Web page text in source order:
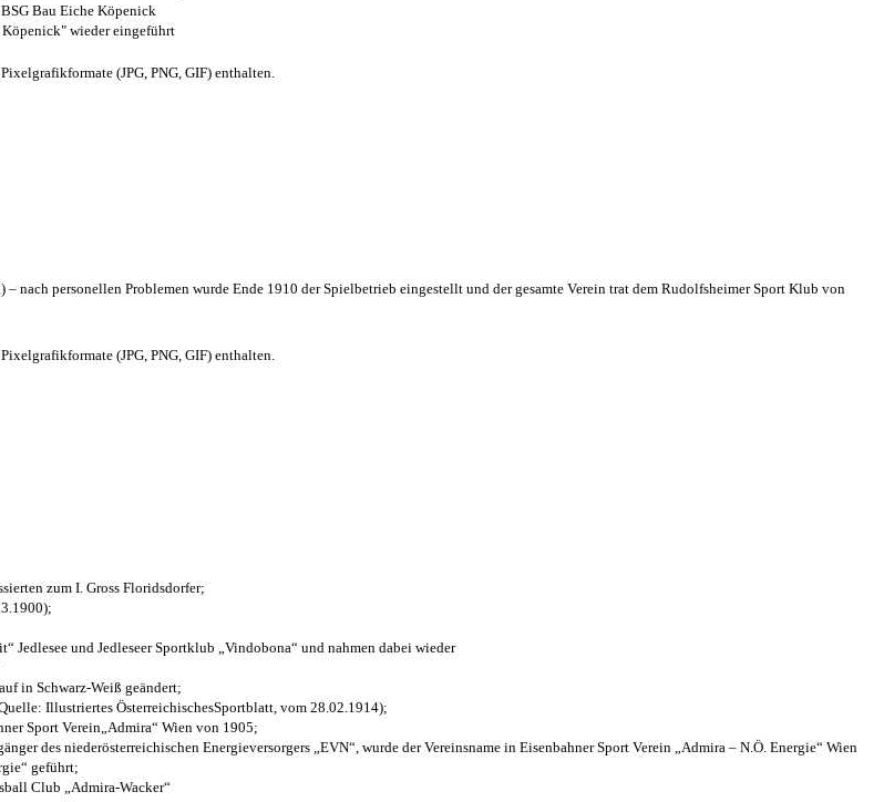
Bau Eiche Köpenick
Köpenick" wieder eingeführt
(JPG, PNG, GIF) enthalten.
nach personellen Problemen wurde Ende 1910 der Spielbetrieb eingestellt und der gesamte Verein trat dem Rudolfsheimer Sport Klub von
(JPG, PNG, GIF) enthalten.
zum I. Gross Floridsdorfer;
und Jedleseer Sportklub „Vindobona“ und nahmen dabei wieder
in Schwarz-Weiß geändert;
Illustriertes ÖsterreichischesSportblatt, vom 28.02.1914);
Sport Verein„Admira“ Wien von 1905;
des niederösterreichischen Energieversorgers „EVN“, wurde der Vereinsname in Eisenbahner Sport Verein „Admira – N.Ö. Energie“ Wien
geführt;
Club „Admira-Wacker“